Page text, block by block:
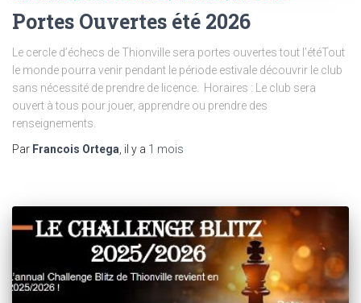
Portes Ouvertes été 2026
Le cercle d’échecs de Thionville sera portes ouvertes tout l’étéTout
le monde pourra venir pendant le période estivale découvrir le club
sans nécessité de prendre de licence. Horaires : Le club sera
ouvert à tous pour jouer, apprendre ou prendre des
renseignements.
Par Francois Ortega, il y a 1 mois